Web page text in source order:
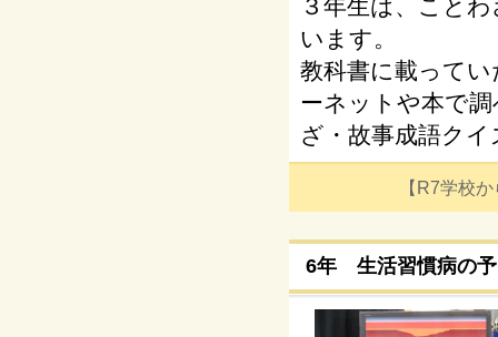
３年生は、こと
います。
教科書に載って
ーネットや本で
ざ・故事成語ク
【R7学校
6年 生活習慣病の